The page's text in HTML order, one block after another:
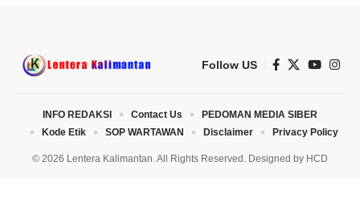
Follow US
© 2026 Lentera Kalimantan. All Rights Reserved. Designed by HCD
INFO REDAKSI Contact Us
PEDOMAN MEDIA SIBER
Kode Etik
SOP WARTAWAN Disclaimer Privacy Policy